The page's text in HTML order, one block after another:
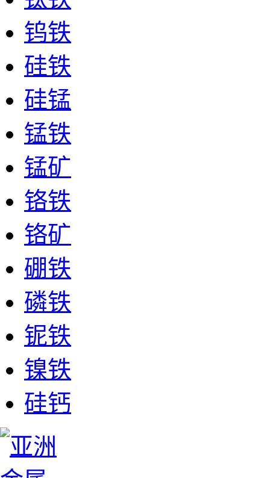
钨铁
硅铁
硅锰
锰铁
锰矿
铬铁
铬矿
硼铁
磷铁
铌铁
镍铁
硅钙